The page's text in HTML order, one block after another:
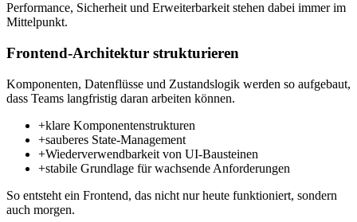
Performance, Sicherheit und Erweiterbarkeit stehen dabei immer im
Mittelpunkt.
Frontend-Architektur strukturieren
Komponenten, Datenflüsse und Zustandslogik werden so aufgebaut,
dass Teams langfristig daran arbeiten können.
+klare Komponentenstrukturen
+sauberes State-Management
+Wiederverwendbarkeit von UI-Bausteinen
+stabile Grundlage für wachsende Anforderungen
So entsteht ein Frontend, das nicht nur heute funktioniert, sondern
auch morgen.